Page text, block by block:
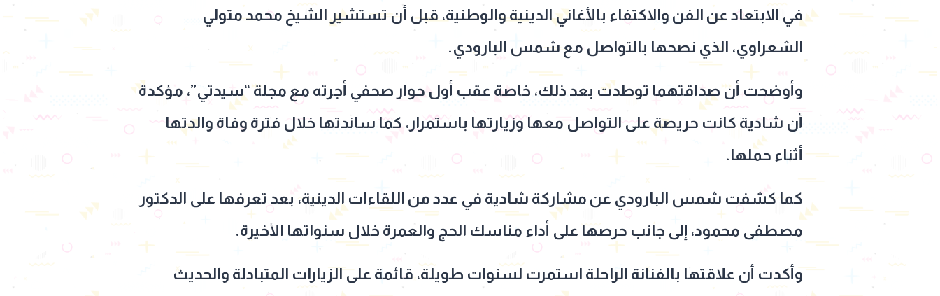
في الابتعاد عن الفن والاكتفاء بالأغاني الدينية والوطنية، قبل أن تستشير الشيخ محمد متولي
الشعراوي، الذي نصحها بالتواصل مع شمس البارودي.
وأوضحت أن صداقتهما توطدت بعد ذلك، خاصة عقب أول حوار صحفي أجرته مع مجلة “سيدتي”، مؤكدة
أن شادية كانت حريصة على التواصل معها وزيارتها باستمرار، كما ساندتها خلال فترة وفاة والدتها
أثناء حملها.
كما كشفت شمس البارودي عن مشاركة شادية في عدد من اللقاءات الدينية، بعد تعرفها على الدكتور
مصطفى محمود، إلى جانب حرصها على أداء مناسك الحج والعمرة خلال سنواتها الأخيرة.
وأكدت أن علاقتها بالفنانة الراحلة استمرت لسنوات طويلة، قائمة على الزيارات المتبادلة والحديث